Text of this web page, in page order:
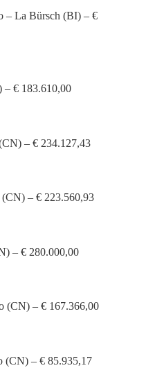
– La Bürsch (BI) – €
– € 183.610,00
– € 234.127,43
– € 223.560,93
– € 280.000,00
(CN) – € 167.366,00
(CN) – € 85.935,17